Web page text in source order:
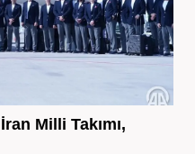
Milli Takımı,